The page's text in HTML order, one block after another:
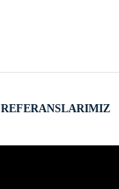
REFERANSLARIMIZ